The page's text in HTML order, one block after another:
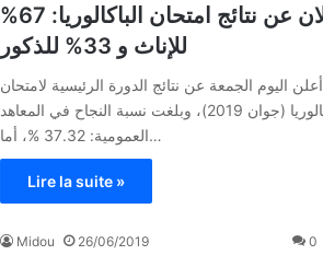
الإعلان عن نتائج امتحان الباكالوريا: 67%
للإناث و 33% للذكور
أعلن اليوم الجمعة عن نتائج الدورة الرئيسية لامتحان
الباكالوريا (جوان 2019)، وبلغت نسبة النجاح في المعاهد
العمومية: 37.32 %، أما…
Lire la suite »
Midou 26/06/2019 0